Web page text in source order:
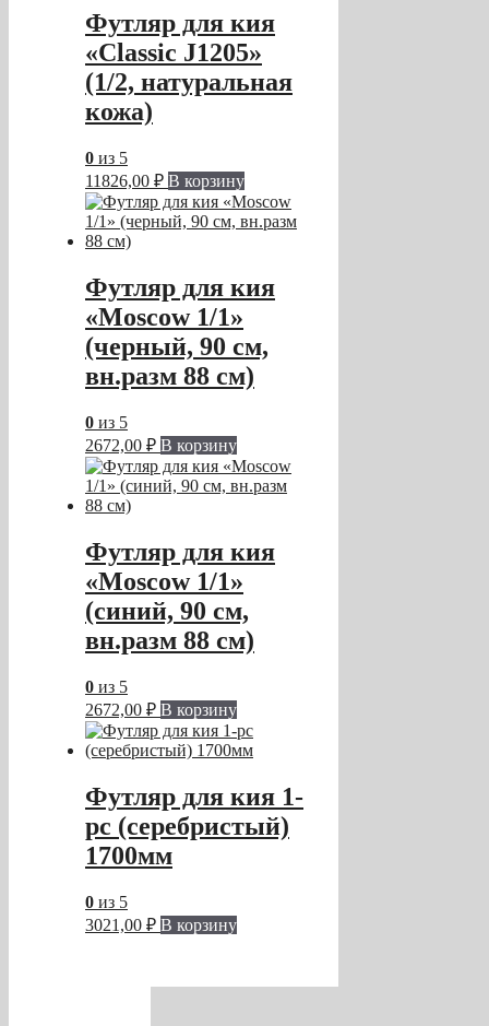
Футляр для кия
«Classic J1205»
(1/2, натуральная
кожа)
0 из 5
11826,00 ₽ В корзину
Футляр для кия
«Moscow 1/1»
(черный, 90 см,
вн.разм 88 см)
0 из 5
2672,00 ₽ В корзину
Футляр для кия
«Moscow 1/1»
(синий, 90 см,
вн.разм 88 см)
0 из 5
2672,00 ₽ В корзину
Футляр для кия 1-
pc (серебристый)
1700мм
0 из 5
3021,00 ₽ В корзину